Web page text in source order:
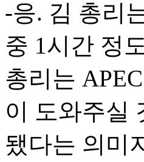
-응. 김 총리
중 1시간 정
총리는
이 도와주실
됐다는 의미